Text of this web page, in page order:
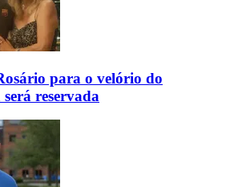
para o velório do
reservada